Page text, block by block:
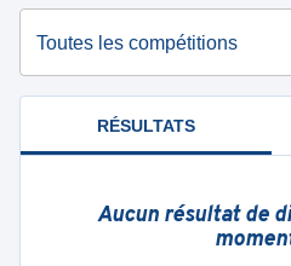
Toutes les compétitions
RÉSULTATS
Aucun résultat de